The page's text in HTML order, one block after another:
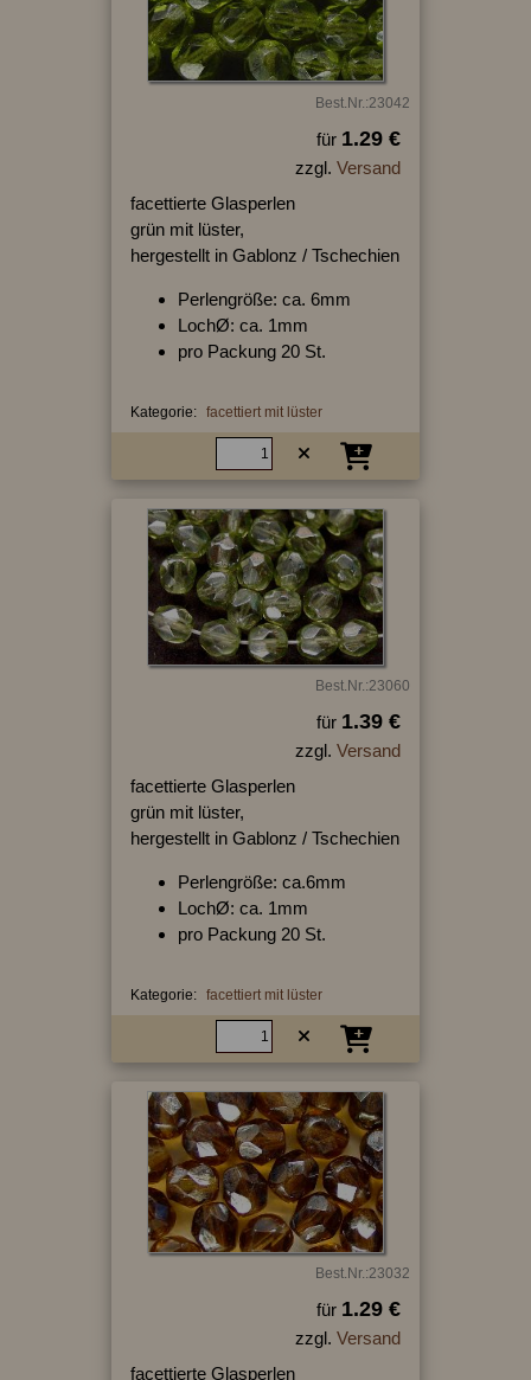
Best.Nr.:23042
für 1.29 €
zzgl. Versand
facettierte Glasperlen
grün mit lüster,
hergestellt in Gablonz / Tschechien
Perlengröße: ca. 6mm
LochØ: ca. 1mm
pro Packung 20 St.
Kategorie: facettiert mit lüster
Best.Nr.:23060
für 1.39 €
zzgl. Versand
facettierte Glasperlen
grün mit lüster,
hergestellt in Gablonz / Tschechien
Perlengröße: ca.6mm
LochØ: ca. 1mm
pro Packung 20 St.
Kategorie: facettiert mit lüster
Best.Nr.:23032
für 1.29 €
zzgl. Versand
facettierte Glasperlen